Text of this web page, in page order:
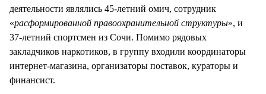
деятельности являлись 45-летний омич, сотрудник
«расформированной правоохранительной структуры», и
37-летний спортсмен из Сочи. Помимо рядовых
закладчиков наркотиков, в группу входили координаторы
интернет-магазина, организаторы поставок, кураторы и
финансист.